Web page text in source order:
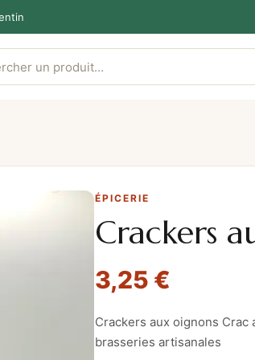
ÉPICERIE
Crackers
3,25 €
Crackers aux oignons
brasseries artisanales